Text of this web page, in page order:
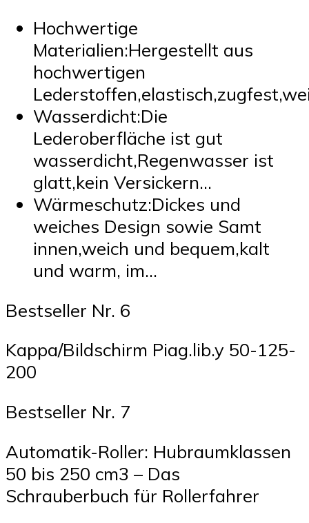
Hochwertige
Materialien:Hergestellt aus
hochwertigen
Wasserdicht:Die
Lederoberfläche ist gut
wasserdicht,Regenwasser ist
glatt,kein Versickern…
Wärmeschutz:Dickes und
weiches Design sowie Samt
innen,weich und bequem,kalt
und warm, im…
Bestseller Nr. 6
Kappa/Bildschirm Piag.lib.y 50-125-
200
Bestseller Nr. 7
Automatik-Roller: Hubraumklassen
50 bis 250 cm3 – Das
Schrauberbuch für Rollerfahrer